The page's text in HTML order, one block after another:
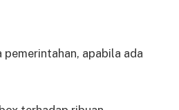
apabila ada